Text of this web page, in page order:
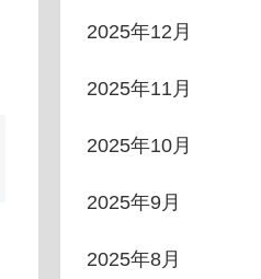
2025年12月
2025年11月
2025年10月
2025年9月
2025年8月